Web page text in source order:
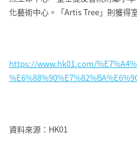
化藝術中心。「Artis Tree」則獲得
https://www.hk01.com/
資料來源：HK01